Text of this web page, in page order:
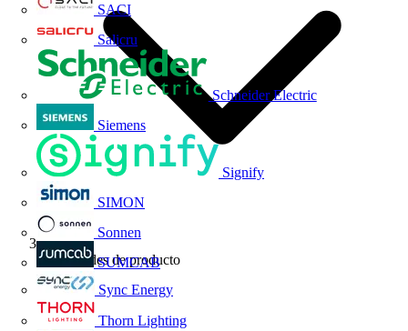
SACI
Salicru
Schneider Electric
Siemens
Signify
SIMON
Sonnen
SUMCAB
Sync Energy
Thorn Lighting
Novedades de producto